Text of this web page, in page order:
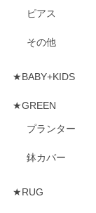
ピアス
その他
★BABY+KIDS
★GREEN
プランター
鉢カバー
★RUG